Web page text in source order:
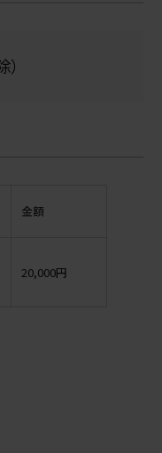
金額
20,000円